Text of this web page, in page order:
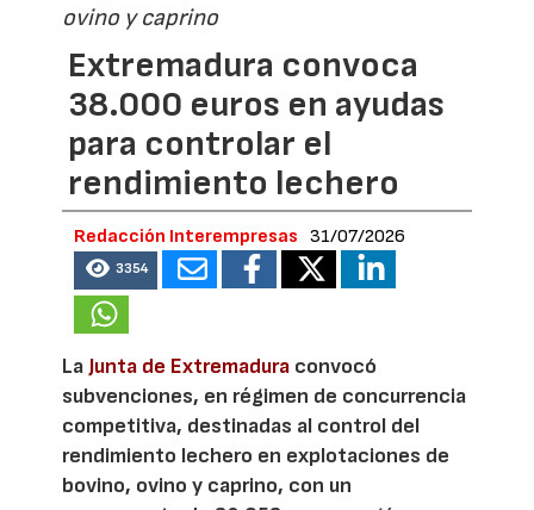
ovino y caprino
Extremadura convoca
38.000 euros en ayudas
para controlar el
rendimiento lechero
Redacción Interempresas 31/07/2026
3354
La Junta de Extremadura convocó
subvenciones, en régimen de concurrencia
competitiva, destinadas al control del
rendimiento lechero en explotaciones de
bovino, ovino y caprino, con un